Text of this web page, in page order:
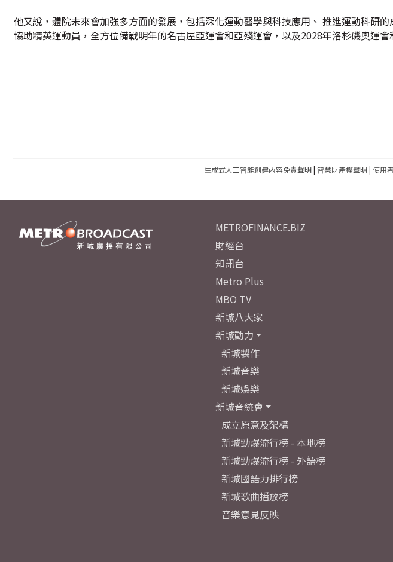
他又說，體院未來會加強多方面的發展，包括深化運動醫學與科技應用、 推進運動科研
協助精英運動員，全方位備戰明年的名古屋亞運會和亞殘運會，以及2028年洛杉磯奧運會
生成式人工智能創建內容免責聲明| 智慧財產權聲明| 使用
METROFINANCE.BIZ
財經台
知訊台
Metro Plus
MBO TV
新城八大家
新城動力
新城製作
新城音樂
新城娛樂
新城音統會
成立原意及架構
新城勁爆流行榜 - 本地榜
新城勁爆流行榜 - 外語榜
新城國語力排行榜
新城歌曲播放榜
音樂意見反映